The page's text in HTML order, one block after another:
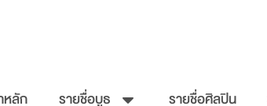
ลัก รายชื่อบูธ รายชื่อศิลปิน